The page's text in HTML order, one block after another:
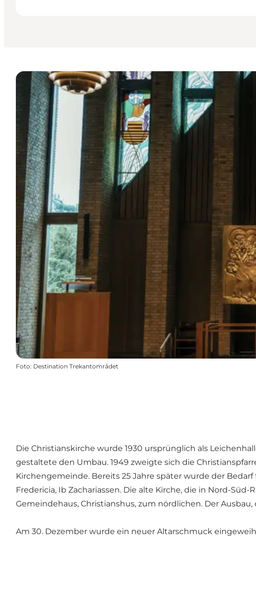
Foto: Destination Trekantområdet
Die Christianskirche wurde 1930 ursprünglich als
gestaltete den Umbau. 1949 zweigte sich die
Kirchengemeinde. Bereits 25 Jahre später wurde der
Fredericia, Ib Zachariassen. Die alte Kirche, die in Nord-
Gemeindehaus, Christianshus, zum nördlichen. Der
Am 30. Dezember wurde ein neuer Altarschmuck